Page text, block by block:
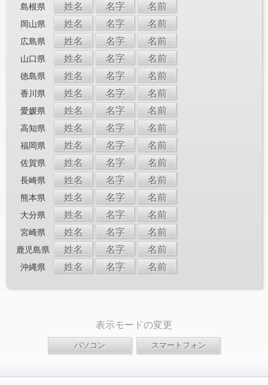
島根県 姓名 名字 名前
岡山県 姓名 名字 名前
広島県 姓名 名字 名前
山口県 姓名 名字 名前
徳島県 姓名 名字 名前
香川県 姓名 名字 名前
愛媛県 姓名 名字 名前
高知県 姓名 名字 名前
福岡県 姓名 名字 名前
佐賀県 姓名 名字 名前
長崎県 姓名 名字 名前
熊本県 姓名 名字 名前
大分県 姓名 名字 名前
宮崎県 姓名 名字 名前
鹿児島県 姓名 名字 名前
沖縄県 姓名 名字 名前
表示モードの変更